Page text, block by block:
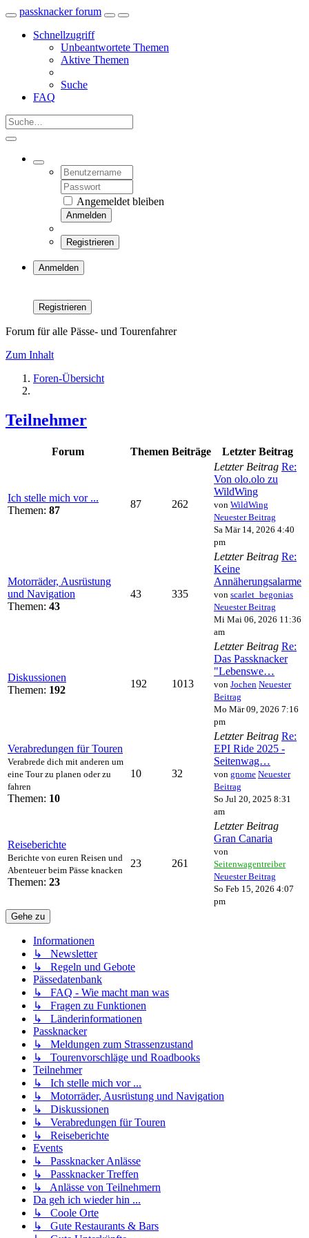
passknacker forum
Schnellzugriff
Unbeantwortete Themen
Aktive Themen
Suche
FAQ
Angemeldet bleiben
Anmelden
Registrieren
Anmelden
Registrieren
Forum für alle Pässe- und Tourenfahrer
Zum Inhalt
Foren-Übersicht
Teilnehmer
Forum Themen Beiträge Letzter Beitrag
Ich stelle mich vor ...
Themen: 87
87 262
Letzter Beitrag Re:
Von olo.olo zu
WildWing
von WildWing
Neuester Beitrag
Sa Mär 14, 2026 4:40
pm
Motorräder, Ausrüstung
und Navigation
Themen: 43
43 335
Letzter Beitrag Re:
Keine
Annäherungsalarme
von scarlet_begonias
Neuester Beitrag
Mi Mai 06, 2026 11:36
am
Diskussionen
Themen: 192
192 1013
Letzter Beitrag Re:
Das Passknacker
"Lebenswe…
von Jochen Neuester
Beitrag
Mo Mär 09, 2026 7:16
pm
Verabredungen für Touren
Verabrede dich mit anderen um
eine Tour zu planen oder zu
fahren
Themen: 10
10 32
Letzter Beitrag Re:
EPI Ride 2025 -
Seitenwag…
von gnome Neuester
Beitrag
So Jul 20, 2025 8:31
am
Reiseberichte
Berichte von euren Reisen und
Abenteuer beim Pässe knacken
Themen: 23
23 261
Letzter Beitrag
Gran Canaria
von
Seitenwagentreiber
Neuester Beitrag
So Feb 15, 2026 4:07
pm
Gehe zu
Informationen
↳ Newsletter
↳ Regeln und Gebote
Pässedatenbank
↳ FAQ - Wie macht man was
↳ Fragen zu Funktionen
↳ Länderinformationen
Passknacker
↳ Meldungen zum Strassenzustand
↳ Tourenvorschläge und Roadbooks
Teilnehmer
↳ Ich stelle mich vor ...
↳ Motorräder, Ausrüstung und Navigation
↳ Diskussionen
↳ Verabredungen für Touren
↳ Reiseberichte
Events
↳ Passknacker Anlässe
↳ Passknacker Treffen
↳ Anlässe von Teilnehmern
Da geh ich wieder hin ...
↳ Coole Orte
↳ Gute Restaurants & Bars